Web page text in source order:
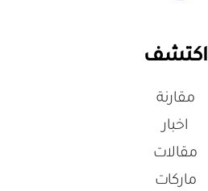
اكتشف
مقارنة
اخبار
مقالات
ماركات